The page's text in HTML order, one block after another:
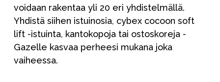
voidaan rakentaa yli 20 eri yhdistelmällä.
Yhdistä siihen istuinosia, cybex cocoon soft
lift -istuinta, kantokopoja tai ostoskoreja -
Gazelle kasvaa perheesi mukana joka
vaiheessa.